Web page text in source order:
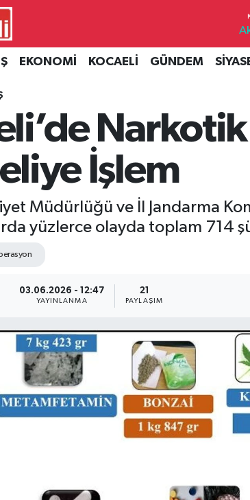
EKONOMİ KOCAELİ GÜNDEM
İşlem
Müdürlüğü ve İl Jandarma
yüzlerce olayda toplam 714
03.06.2026 - 12:47
YAYINLANMA
21
PAYLAŞIM
Fikstür